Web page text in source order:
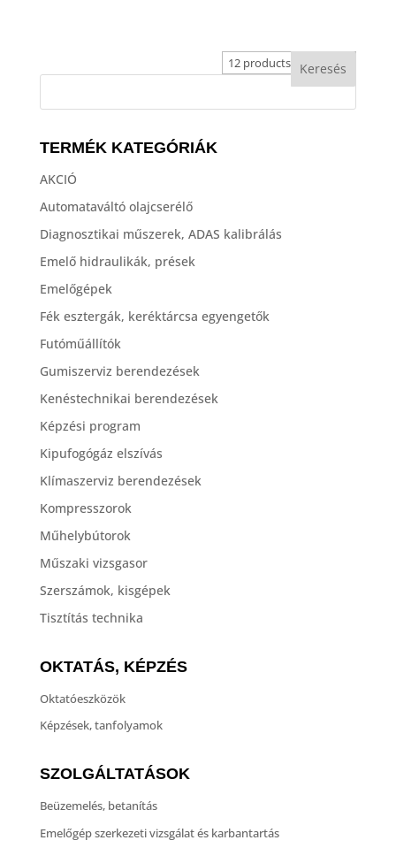
TERMÉK KATEGÓRIÁK
AKCIÓ
Automataváltó olajcserélő
Diagnosztikai műszerek, ADAS kalibrálás
Emelő hidraulikák, prések
Emelőgépek
Fék esztergák, keréktárcsa egyengetők
Futóműállítók
Gumiszerviz berendezések
Kenéstechnikai berendezések
Képzési program
Kipufogógáz elszívás
Klímaszerviz berendezések
Kompresszorok
Műhelybútorok
Műszaki vizsgasor
Szerszámok, kisgépek
Tisztítás technika
OKTATÁS, KÉPZÉS
Oktatóeszközök
Képzések, tanfolyamok
SZOLGÁLTATÁSOK
Beüzemelés, betanítás
Emelőgép szerkezeti vizsgálat és karbantartás